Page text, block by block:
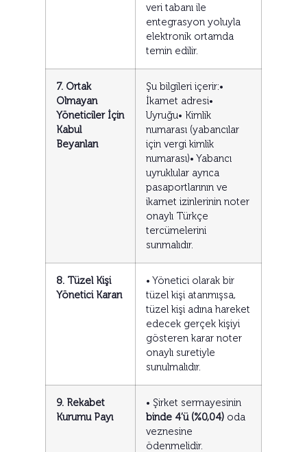
veri tabanı ile
entegrasyon yoluyla
elektronik ortamda
temin edilir.
7. Ortak
Olmayan
Yöneticiler İçin
Kabul
Beyanları
Şu bilgileri içerir:•
İkamet adresi•
Uyruğu• Kimlik
numarası (yabancılar
için vergi kimlik
numarası)• Yabancı
uyruklular ayrıca
pasaportlarının ve
ikamet izinlerinin noter
onaylı Türkçe
tercümelerini
sunmalıdır.
8. Tüzel Kişi
Yönetici Kararı
• Yönetici olarak bir
tüzel kişi atanmışsa,
tüzel kişi adına hareket
edecek gerçek kişiyi
gösteren karar noter
onaylı suretiyle
sunulmalıdır.
9. Rekabet
Kurumu Payı
• Şirket sermayesinin
binde 4’ü (%0,04) oda
veznesine
ödenmelidir.